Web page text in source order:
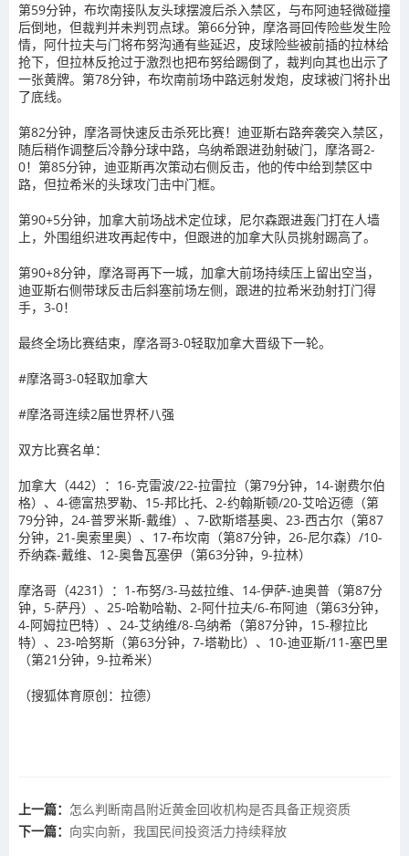
第59分钟，布坎南接队友头球摆渡后杀入禁区，与布阿迪轻微碰撞
后倒地，但裁判并未判罚点球。第66分钟，摩洛哥回传险些发生险
情，阿什拉夫与门将布努沟通有些延迟，皮球险些被前插的拉林给
抢下，但拉林反抢过于激烈也把布努给踢倒了，裁判向其也出示了
一张黄牌。第78分钟，布坎南前场中路远射发炮，皮球被门将扑出
了底线。
第82分钟，摩洛哥快速反击杀死比赛！迪亚斯右路奔袭突入禁区，
随后稍作调整后冷静分球中路，乌纳希跟进劲射破门，摩洛哥2-
0！第85分钟，迪亚斯再次策动右侧反击，他的传中给到禁区中
路，但拉希米的头球攻门击中门框。
第90+5分钟，加拿大前场战术定位球，尼尔森跟进轰门打在人墙
上，外围组织进攻再起传中，但跟进的加拿大队员挑射踢高了。
第90+8分钟，摩洛哥再下一城，加拿大前场持续压上留出空当，
迪亚斯右侧带球反击后斜塞前场左侧，跟进的拉希米劲射打门得
手，3-0！
最终全场比赛结束，摩洛哥3-0轻取加拿大晋级下一轮。
#摩洛哥3-0轻取加拿大
#摩洛哥连续2届世界杯八强
双方比赛名单：
加拿大（442）：16-克雷波/22-拉雷拉（第79分钟，14-谢费尔伯
格）、4-德富热罗勒、15-邦比托、2-约翰斯顿/20-艾哈迈德（第
79分钟，24-普罗米斯-戴维）、7-欧斯塔基奥、23-西古尔（第87
分钟，21-奥索里奥）、17-布坎南（第87分钟，26-尼尔森）/10-
乔纳森-戴维、12-奥鲁瓦塞伊（第63分钟，9-拉林）
摩洛哥（4231）：1-布努/3-马兹拉维、14-伊萨-迪奥普（第87分
钟，5-萨丹）、25-哈勒哈勒、2-阿什拉夫/6-布阿迪（第63分钟，
4-阿姆拉巴特）、24-艾纳维/8-乌纳希（第87分钟，15-穆拉比
特）、23-哈努斯（第63分钟，7-塔勒比）、10-迪亚斯/11-塞巴里
（第21分钟，9-拉希米）
（搜狐体育原创：拉德）
上一篇： 怎么判断南昌附近黄金回收机构是否具备正规资质
下一篇： 向实向新，我国民间投资活力持续释放